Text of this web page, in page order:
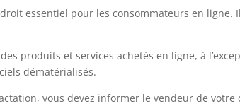
essentiel pour les consommateurs en ligne.
produits et services achetés en ligne, à
dématérialisés.
vous devez informer le vendeur de